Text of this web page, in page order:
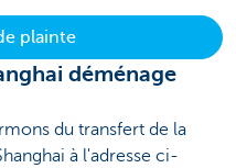
plainte
déménage
du transfert de la
à l'adresse ci-